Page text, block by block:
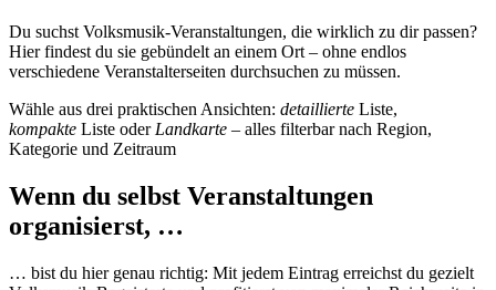
Du suchst Volksmusik-Veranstaltungen, die wirklich zu dir passen?
Hier findest du sie gebündelt an einem Ort – ohne endlos
verschiedene Veranstalterseiten durchsuchen zu müssen.
Wähle aus drei praktischen Ansichten: detaillierte Liste,
kompakte Liste oder Landkarte – alles filterbar nach Region,
Kategorie und Zeitraum
Wenn du selbst Veranstaltungen
organisierst, …
… bist du hier genau richtig: Mit jedem Eintrag erreichst du gezielt